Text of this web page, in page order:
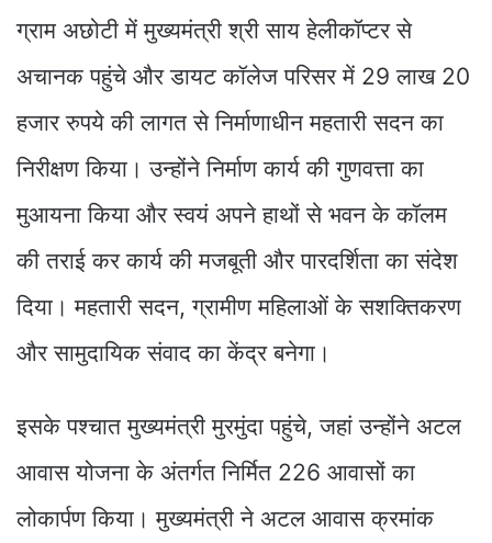
ग्राम अछोटी में मुख्यमंत्री श्री साय हेलीकॉप्टर से
अचानक पहुंचे और डायट कॉलेज परिसर में 29 लाख 20
हजार रुपये की लागत से निर्माणाधीन महतारी सदन का
निरीक्षण किया। उन्होंने निर्माण कार्य की गुणवत्ता का
मुआयना किया और स्वयं अपने हाथों से भवन के कॉलम
की तराई कर कार्य की मजबूती और पारदर्शिता का संदेश
दिया। महतारी सदन, ग्रामीण महिलाओं के सशक्तिकरण
और सामुदायिक संवाद का केंद्र बनेगा।
इसके पश्चात मुख्यमंत्री मुरमुंदा पहुंचे, जहां उन्होंने अटल
आवास योजना के अंतर्गत निर्मित 226 आवासों का
लोकार्पण किया। मुख्यमंत्री ने अटल आवास क्रमांक